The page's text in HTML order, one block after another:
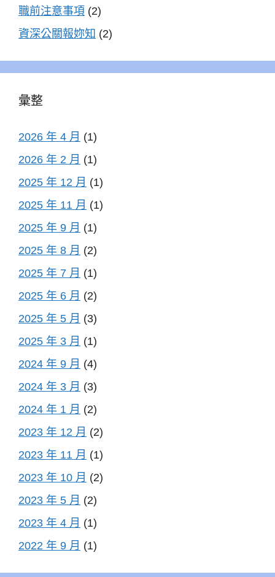
職前注意事項 (2)
資深公關報妳知 (2)
彙整
2026 年 4 月 (1)
2026 年 2 月 (1)
2025 年 12 月 (1)
2025 年 11 月 (1)
2025 年 9 月 (1)
2025 年 8 月 (2)
2025 年 7 月 (1)
2025 年 6 月 (2)
2025 年 5 月 (3)
2025 年 3 月 (1)
2024 年 9 月 (4)
2024 年 3 月 (3)
2024 年 1 月 (2)
2023 年 12 月 (2)
2023 年 11 月 (1)
2023 年 10 月 (2)
2023 年 5 月 (2)
2023 年 4 月 (1)
2022 年 9 月 (1)